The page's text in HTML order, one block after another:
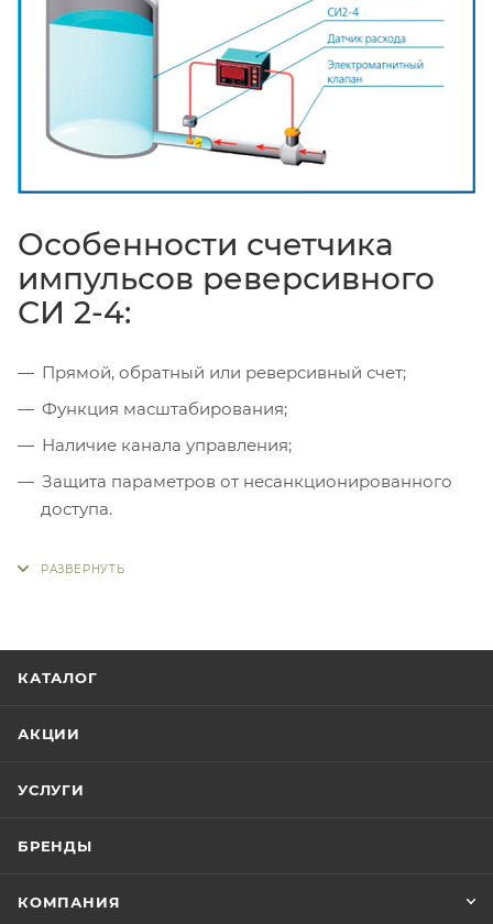
Особенности счетчика
импульсов реверсивного
СИ 2-4:
Прямой, обратный или реверсивный счет;
Функция масштабирования;
Наличие канала управления;
Защита параметров от несанкционированного
доступа.
КАТАЛОГ
АКЦИИ
УСЛУГИ
БРЕНДЫ
КОМПАНИЯ